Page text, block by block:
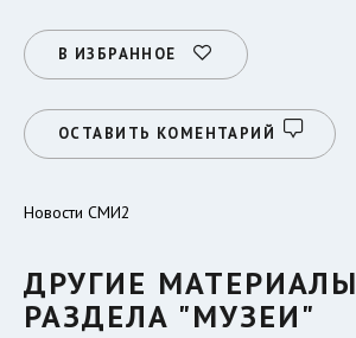
В ИЗБРАННОЕ
ОСТАВИТЬ КОМЕНТАРИЙ
Новости СМИ2
ДРУГИЕ МАТЕРИАЛЫ
РАЗДЕЛА "МУЗЕИ"